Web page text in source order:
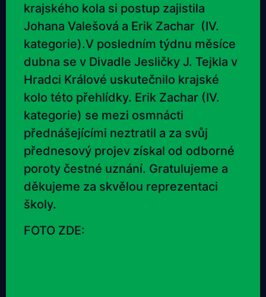
krajského kola si postup zajistila
Johana Valešová a Erik Zachar (IV.
kategorie).V posledním týdnu měsíce
dubna se v Divadle Jesličky J. Tejkla v
Hradci Králové uskutečnilo krajské
kolo této přehlídky. Erik Zachar (IV.
kategorie) se mezi osmnácti
přednášejícími neztratil a za svůj
přednesový projev získal od odborné
poroty čestné uznání. Gratulujeme a
děkujeme za skvělou reprezentaci
školy.
FOTO ZDE: